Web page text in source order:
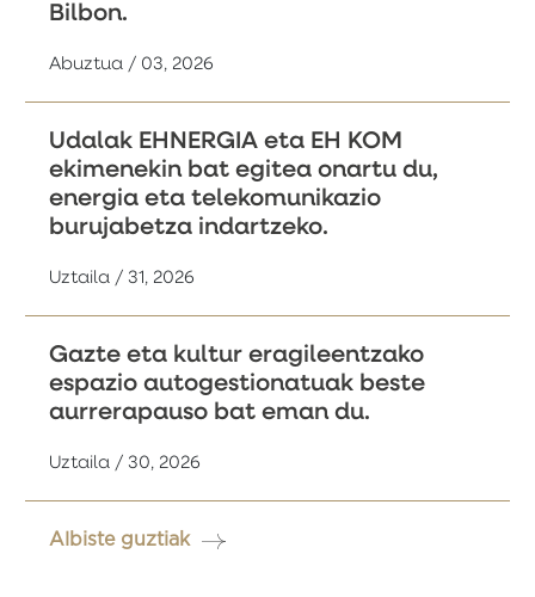
Bilbon.
Abuztua / 03, 2026
Udalak EHNERGIA eta EH KOM
ekimenekin bat egitea onartu du,
energia eta telekomunikazio
burujabetza indartzeko.
Uztaila / 31, 2026
Gazte eta kultur eragileentzako
espazio autogestionatuak beste
aurrerapauso bat eman du.
Uztaila / 30, 2026
Albiste guztiak